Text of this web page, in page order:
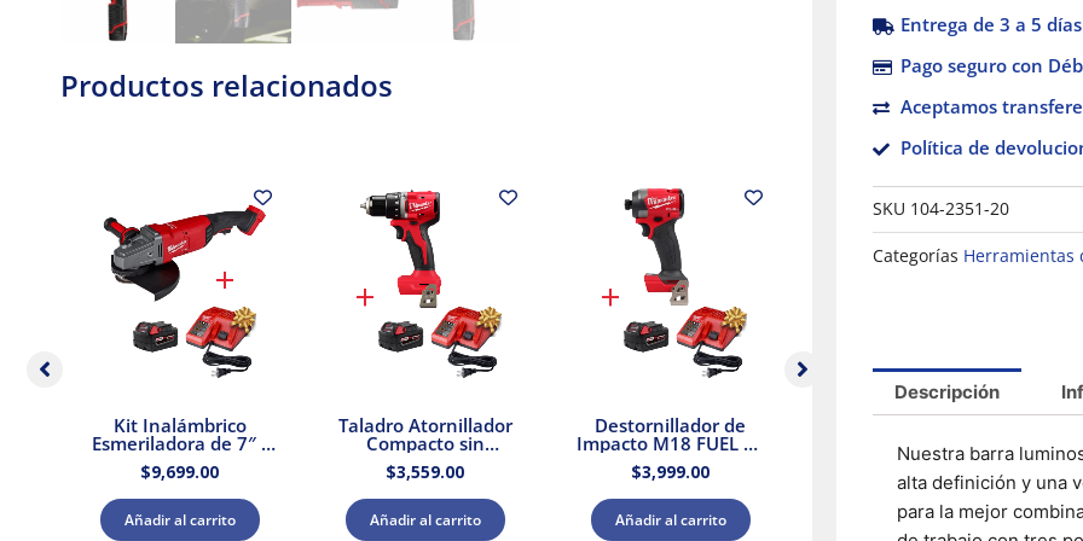
Productos relacionados
Kit Inalámbrico
Esmeriladora de 7″ /
9″ M18 Brushless
FUEL 18V Milwaukee
2785-20 + Kit Batería
y Cargador
$9,699.00
Añadir al carrito
Taladro Atornillador
Compacto sin
Escobillas M18 Sin
Accesorios Milwaukee
3601-20 k Kit Batería
y Cargador
$3,559.00
Añadir al carrito
Destornillador de
Impacto M18 FUEL de
1/4″ Milwaukee 2953-
20 + Kit Batería y
Cargador
$3,999.00
Añadir al carrito
Compacto sin
Escobillas M18
Milwaukee 3602-20 +
Kit Batería y Cargador
4,199.00
Añadir al carrito
Entrega de 3 a 5 días
Pago seguro con
Aceptamos
Política de
SKU 104-2351-20
Categorías Herramientas
Descripción
Nuestra barra
alta definición y una
para la mejor